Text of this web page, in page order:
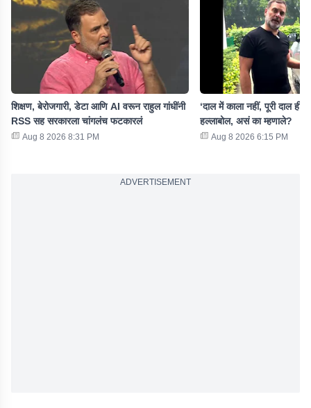
शिक्षण, बेरोजगारी, डेटा आणि AI वरून राहुल गांधींनी
RSS सह सरकारला चांगलंच फटकारलं
Aug 8 2026 8:31 PM
‘दाल में काला नहीं, पूरी दाल
हल्लाबोल, असं का म्हणाले?
Aug 8 2026 6:15 PM
ADVERTISEMENT